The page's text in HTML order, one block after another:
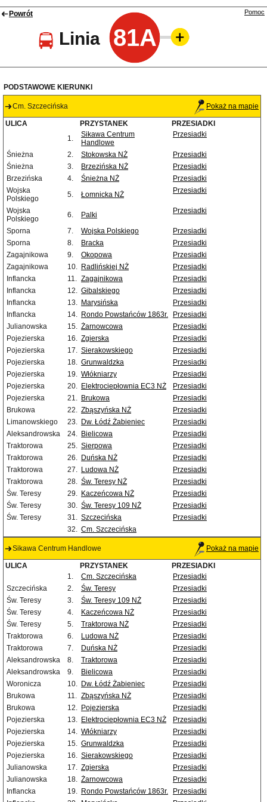
Powrót
Linia 81A
Pomoc
PODSTAWOWE KIERUNKI
Cm. Szczecińska Pokaż na mapie
ULICA PRZYSTANEK
PRZESIADKI
1.
Sikawa Centrum
Handlowe
Przesiadki
Śnieżna 2. Stokowska NŻ
Przesiadki
Śnieżna
3. Brzezińska NŻ
Przesiadki
Brzezińska
4. Śnieżna NŻ
Przesiadki
Wojska
Polskiego
5. Łomnicka NŻ Przesiadki
Wojska
Polskiego
6. Palki Przesiadki
Sporna 7. Wojska Polskiego
Przesiadki
Sporna
8. Bracka
Przesiadki
Zagajnikowa
9. Okopowa
Przesiadki
Zagajnikowa
10. Radlińskiej NŻ
Przesiadki
Inflancka
11. Zagajnikowa
Przesiadki
Inflancka
12. Gibalskiego
Przesiadki
Inflancka
13. Marysińska
Przesiadki
Inflancka
14. Rondo Powstańców 1863r.
Przesiadki
Julianowska
15. Żarnowcowa
Przesiadki
Pojezierska
16. Zgierska
Przesiadki
Pojezierska
17. Sierakowskiego
Przesiadki
Pojezierska
18. Grunwaldzka
Przesiadki
Pojezierska
19. Włókniarzy
Przesiadki
Pojezierska
20. Elektrociepłownia EC3 NŻ
Przesiadki
Pojezierska
21. Brukowa
Przesiadki
Brukowa
22. Zbąszyńska NŻ
Przesiadki
Limanowskiego
23. Dw. Łódź Żabieniec
Przesiadki
Aleksandrowska
24. Bielicowa
Przesiadki
Traktorowa
25. Sierpowa
Przesiadki
Traktorowa
26. Duńska NŻ
Przesiadki
Traktorowa
27. Ludowa NŻ
Przesiadki
Traktorowa
28. Św. Teresy NŻ
Przesiadki
Św. Teresy
29. Kaczeńcowa NŻ
Przesiadki
Św. Teresy
30. Św. Teresy 109 NŻ
Przesiadki
Św. Teresy
31. Szczecińska
Przesiadki
32. Cm. Szczecińska
Sikawa Centrum Handlowe Pokaż na mapie
ULICA PRZYSTANEK
PRZESIADKI
1.
Cm. Szczecińska
Przesiadki
Szczecińska
2. Św. Teresy
Przesiadki
Św. Teresy
3. Św. Teresy 109 NŻ
Przesiadki
Św. Teresy
4. Kaczeńcowa NŻ
Przesiadki
Św. Teresy
5. Traktorowa NŻ
Przesiadki
Traktorowa
6. Ludowa NŻ
Przesiadki
Traktorowa
7. Duńska NŻ
Przesiadki
Aleksandrowska
8. Traktorowa
Przesiadki
Aleksandrowska
9. Bielicowa
Przesiadki
Woronicza
10. Dw. Łódź Żabieniec
Przesiadki
Brukowa
11. Zbąszyńska NŻ
Przesiadki
Brukowa
12. Pojezierska
Przesiadki
Pojezierska
13. Elektrociepłownia EC3 NŻ
Przesiadki
Pojezierska
14. Włókniarzy
Przesiadki
Pojezierska
15. Grunwaldzka
Przesiadki
Pojezierska
16. Sierakowskiego
Przesiadki
Julianowska
17. Zgierska
Przesiadki
Julianowska
18. Żarnowcowa
Przesiadki
Inflancka
19. Rondo Powstańców 1863r.
Przesiadki